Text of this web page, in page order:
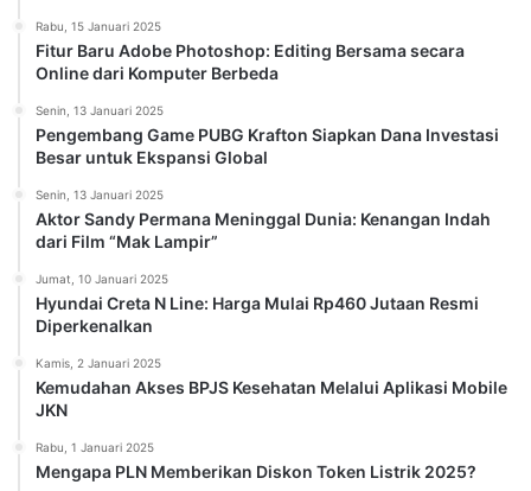
Rabu, 15 Januari 2025
Fitur Baru Adobe Photoshop: Editing Bersama secara
Online dari Komputer Berbeda
Senin, 13 Januari 2025
Pengembang Game PUBG Krafton Siapkan Dana Investasi
Besar untuk Ekspansi Global
Senin, 13 Januari 2025
Aktor Sandy Permana Meninggal Dunia: Kenangan Indah
dari Film “Mak Lampir”
Jumat, 10 Januari 2025
Hyundai Creta N Line: Harga Mulai Rp460 Jutaan Resmi
Diperkenalkan
Kamis, 2 Januari 2025
Kemudahan Akses BPJS Kesehatan Melalui Aplikasi Mobile
JKN
Rabu, 1 Januari 2025
Mengapa PLN Memberikan Diskon Token Listrik 2025?